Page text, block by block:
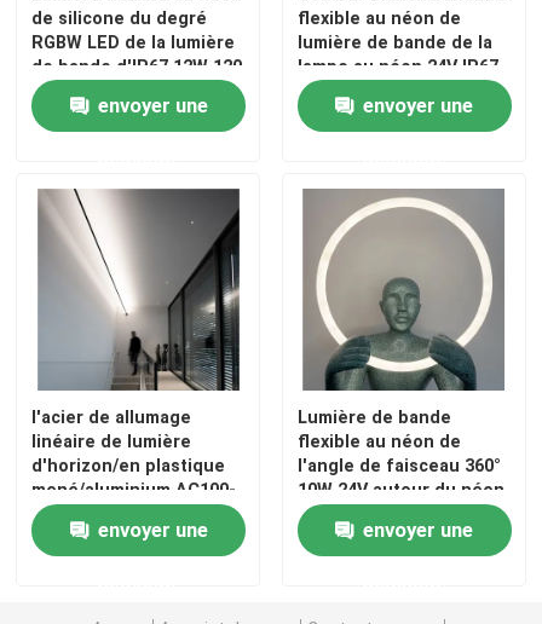
de silicone du degré
RGBW LED de la lumière
de bande d'IP67 12W 120
envoyer une
flexible au néon de
lumière de bande de la
lampe au néon 24V IP67
de silicone de LED
envoyer une
l'acier de allumage
linéaire de lumière
d'horizon/en plastique
mené/aluminium AC100-
240V/24V/12V ont mené
envoyer une
Lumière de bande
flexible au néon de
l'angle de faisceau 360°
10W 24V autour du néon
de lumière de tube de
silicone menéenvoyer une